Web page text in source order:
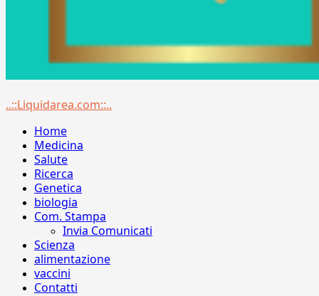
Menu
..::Liquidarea.com::..
Home
Medicina
Salute
Ricerca
Genetica
biologia
Com. Stampa
Invia Comunicati
Scienza
alimentazione
vaccini
Contatti